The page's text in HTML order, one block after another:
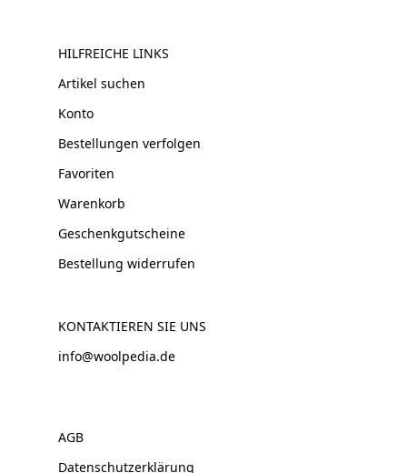
HILFREICHE LINKS
Artikel suchen
Konto
Bestellungen verfolgen
Favoriten
Warenkorb
Geschenkgutscheine
Bestellung widerrufen
KONTAKTIEREN SIE UNS
info@woolpedia.de
AGB
Datenschutzerklärung